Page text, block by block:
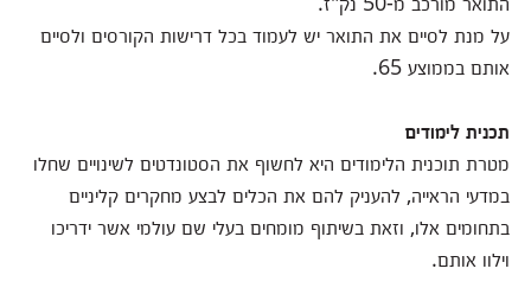
על מנת לסיים את התואר יש לעמוד בכל דרישות הקורסים ולסיים
אותם בממוצע 65.
תכנית לימודים
מטרת תוכנית הלימודים היא לחשוף את הסטונדטים לשינויים שחלו
במדעי הראייה, להעניק להם את הכלים לבצע מחקרים קליניים
בתחומים אלו, וזאת בשיתוף מומחים בעלי שם עולמי אשר ידריכו
וילוו אותם.